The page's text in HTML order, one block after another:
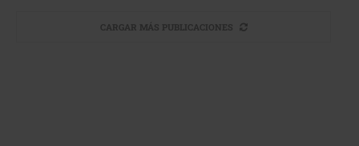
CARGAR MÁS PUBLICACIONES